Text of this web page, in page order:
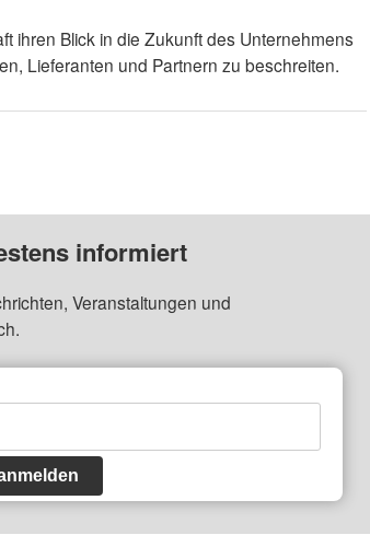
ihren Blick in die Zukunft des Unternehmens
Lieferanten und Partnern zu beschreiten.
informiert
Veranstaltungen und